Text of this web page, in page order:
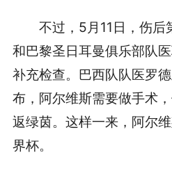
不过，5月11日，伤后
和巴黎圣日耳曼俱乐部队
补充检查。巴西队队医罗
布，阿尔维斯需要做手术
返绿茵。这样一来，阿尔
界杯。